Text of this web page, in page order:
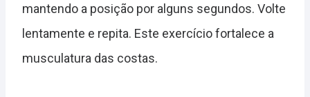
mantendo a posição por alguns segundos. Volte
lentamente e repita. Este exercício fortalece a
musculatura das costas.